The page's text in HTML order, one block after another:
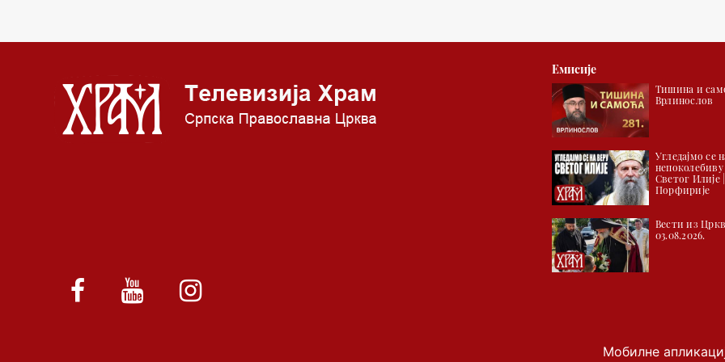
Емисије
Тишина и
Врлинослов
Угледајмо се
непоколебиву
Светог Илије
Порфирије
Вести из
03.08.2026.
Мобилне